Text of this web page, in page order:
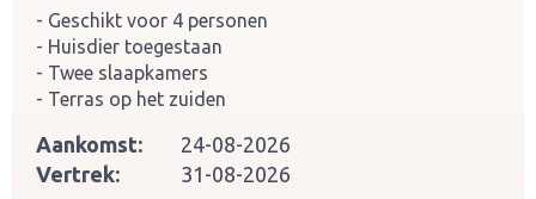
Geschikt voor 4 personen
Huisdier toegestaan
Twee slaapkamers
Terras op het zuiden
Aankomst:
24-08-2026
Vertrek:
31-08-2026